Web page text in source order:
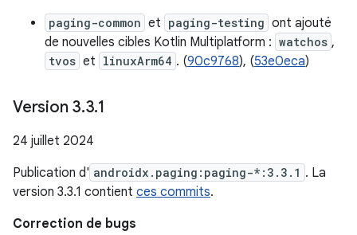
paging-common et paging-testing ont ajouté
de nouvelles cibles Kotlin Multiplatform : watchos ,
tvos et linuxArm64 . (90c9768), (53e0eca)
Version 3.3.1
24 juillet 2024
Publication d' androidx.paging:paging-*:3.3.1 . La
version 3.3.1 contient ces commits.
Correction de bugs